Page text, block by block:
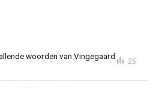
woorden van Vingegaard
25